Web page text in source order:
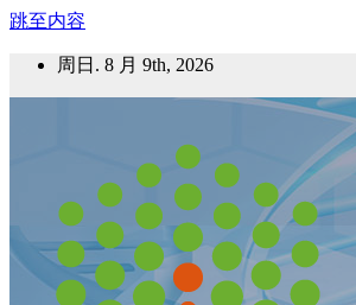
跳至内容
周日. 8 月 9th, 2026